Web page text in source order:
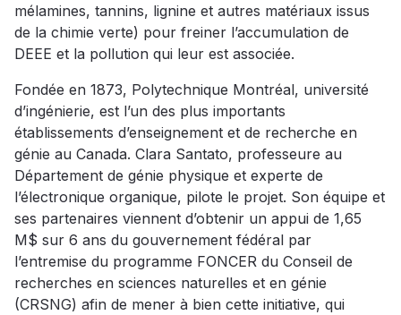
mélamines, tannins, lignine et autres matériaux issus
de la chimie verte) pour freiner l’accumulation de
DEEE et la pollution qui leur est associée.
Fondée en 1873, Polytechnique Montréal, université
d’ingénierie, est l’un des plus importants
établissements d’enseignement et de recherche en
génie au Canada. Clara Santato, professeure au
Département de génie physique et experte de
l’électronique organique, pilote le projet. Son équipe et
ses partenaires viennent d’obtenir un appui de 1,65
M$ sur 6 ans du gouvernement fédéral par
l’entremise du programme FONCER du Conseil de
recherches en sciences naturelles et en génie
(CRSNG) afin de mener à bien cette initiative, qui